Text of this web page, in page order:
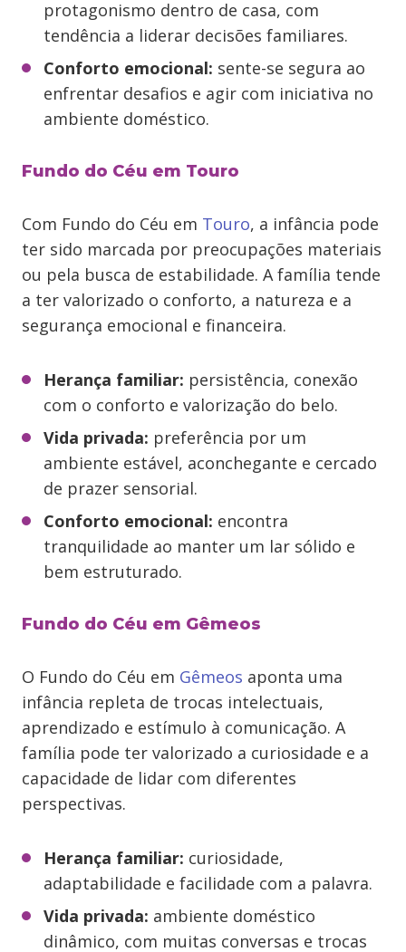
protagonismo dentro de casa, com
tendência a liderar decisões familiares.
Conforto emocional: sente-se segura ao
enfrentar desafios e agir com iniciativa no
ambiente doméstico.
Fundo do Céu em Touro
Com Fundo do Céu em Touro, a infância pode
ter sido marcada por preocupações materiais
ou pela busca de estabilidade. A família tende
a ter valorizado o conforto, a natureza e a
segurança emocional e financeira.
Herança familiar: persistência, conexão
com o conforto e valorização do belo.
Vida privada: preferência por um
ambiente estável, aconchegante e cercado
de prazer sensorial.
Conforto emocional: encontra
tranquilidade ao manter um lar sólido e
bem estruturado.
Fundo do Céu em Gêmeos
O Fundo do Céu em Gêmeos aponta uma
infância repleta de trocas intelectuais,
aprendizado e estímulo à comunicação. A
família pode ter valorizado a curiosidade e a
capacidade de lidar com diferentes
perspectivas.
Herança familiar: curiosidade,
adaptabilidade e facilidade com a palavra.
Vida privada: ambiente doméstico
dinâmico, com muitas conversas e trocas